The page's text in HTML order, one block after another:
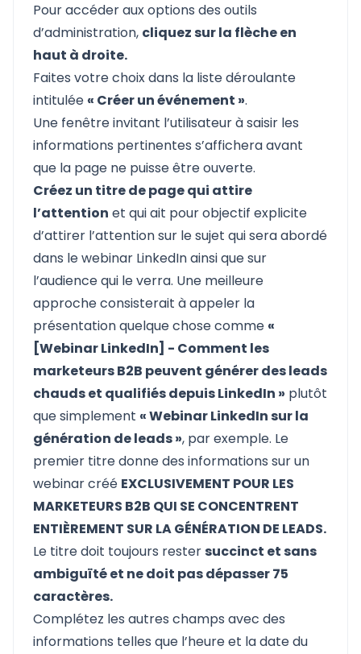
Pour accéder aux options des outils
d’administration, cliquez sur la flèche en
haut à droite.
Faites votre choix dans la liste déroulante
intitulée « Créer un événement ».
Une fenêtre invitant l’utilisateur à saisir les
informations pertinentes s’affichera avant
que la page ne puisse être ouverte.
Créez un titre de page qui attire
l’attention et qui ait pour objectif explicite
d’attirer l’attention sur le sujet qui sera abordé
dans le webinar LinkedIn ainsi que sur
l’audience qui le verra. Une meilleure
approche consisterait à appeler la
présentation quelque chose comme «
[Webinar LinkedIn] - Comment les
marketeurs B2B peuvent générer des leads
chauds et qualifiés depuis LinkedIn » plutôt
que simplement « Webinar LinkedIn sur la
génération de leads », par exemple. Le
premier titre donne des informations sur un
webinar créé EXCLUSIVEMENT POUR LES
MARKETEURS B2B QUI SE CONCENTRENT
ENTIÈREMENT SUR LA GÉNÉRATION DE LEADS.
Le titre doit toujours restersuccinct et sans
ambiguïté et ne doit pas dépasser 75
caractères.
Complétez les autres champs avec des
informations telles que l’heure et la date du